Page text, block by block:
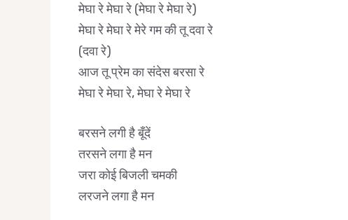
मेघा रे मेघा रे (मेघा रे मेघा रे)
मेघा रे मेघा रे मेरे गम की तू दवा रे
(दवा रे)
आज तू प्रेम का संदेस बरसा रे
मेघा रे मेघा रे, मेघा रे मेघा रे
बरसने लगी है बूँदें
तरसने लगा है मन
जरा कोई बिजली चमकी
लरजने लगा है मन